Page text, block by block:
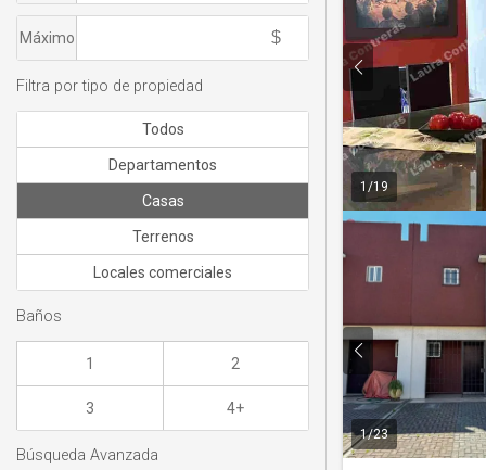
1 /19
1/23
Máximo
Filtra por tipo de propiedad
Todos
Departamentos
Casas
Terrenos
Locales comerciales
Baños
1 2
3 4+
Búsqueda Avanzada